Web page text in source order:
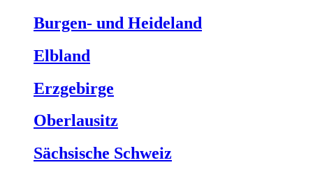
Burgen- und Heideland
Elbland
Erzgebirge
Oberlausitz
Sächsische Schweiz